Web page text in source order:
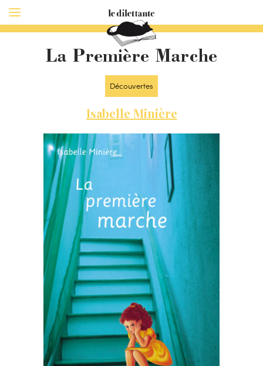
La Première Marche
Découvertes
Isabelle Minière